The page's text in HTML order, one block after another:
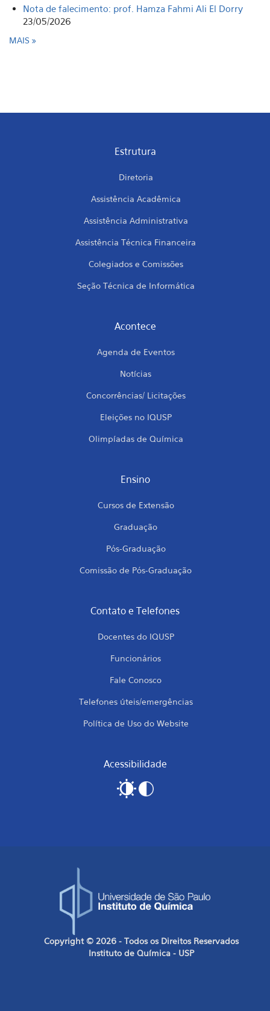
Nota de falecimento: prof. Hamza Fahmi Ali El Dorry
23/05/2026
MAIS
Estrutura
Diretoria
Assistência Acadêmica
Assistência Administrativa
Assistência Técnica Financeira
Colegiados e Comissões
Seção Técnica de Informática
Acontece
Agenda de Eventos
Notícias
Concorrências/ Licitações
Eleições no IQUSP
Olimpíadas de Química
Ensino
Cursos de Extensão
Graduação
Pós-Graduação
Comissão de Pós-Graduação
Contato e Telefones
Docentes do IQUSP
Funcionários
Fale Conosco
Telefones úteis/emergências
Política de Uso do Website
Acessibilidade
Copyright © 2026 - Todos os Direitos Reservados
Instituto de Química - USP